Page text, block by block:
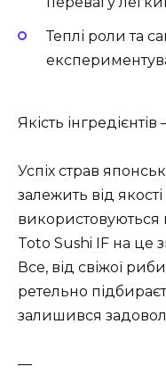
Теплі роли та
Якість
Успіх страв
залежить від якості
використовуються
Toto Sushi IF на це
Все, від свіжої
ретельно
залишився
—